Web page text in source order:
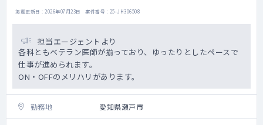
掲載更新日 : 2026年07月23日 案件番号 : 25-JH306508
担当エージェントより
各科ともベテラン医師が揃っており、ゆったりとしたペースで
仕事が進められます。
ON・OFFのメリハリがあります。
勤務地 愛知県瀬戸市